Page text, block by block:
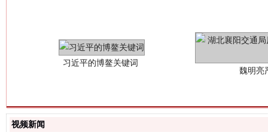
视频新闻